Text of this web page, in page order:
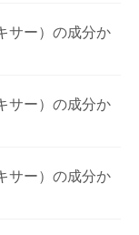
サー）の成分か
サー）の成分か
サー）の成分か